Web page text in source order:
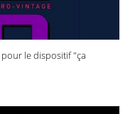
pour le dispositif "ça